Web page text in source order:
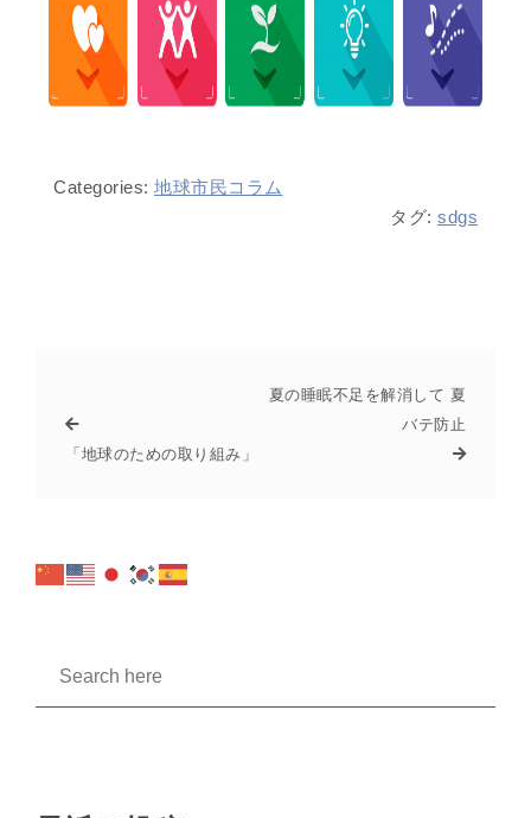
Categories: 地球市民コラム
タグ: sdgs
「地球のための取り組み」
夏の睡眠不足を解消して 夏
バテ防止